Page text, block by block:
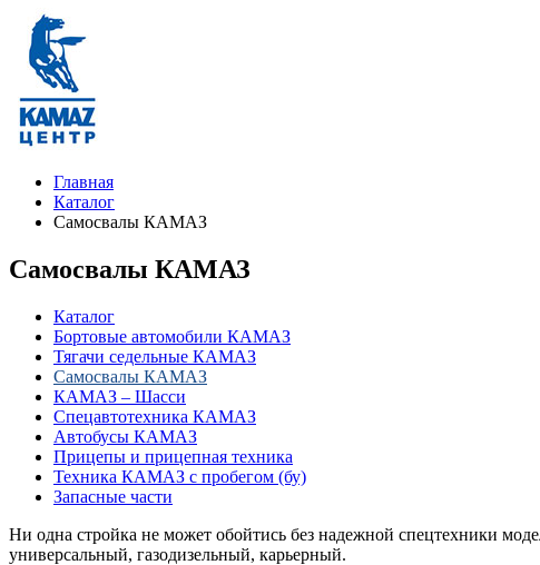
Главная
Каталог
Самосвалы КАМАЗ
Самосвалы КАМАЗ
Каталог
Бортовые автомобили КАМАЗ
Тягачи седельные КАМАЗ
Самосвалы КАМАЗ
КАМАЗ – Шасси
Спецавтотехника КАМАЗ
Автобусы КАМАЗ
Прицепы и прицепная техника
Техника КАМАЗ с пробегом (бу)
Запасные части
Ни одна стройка не может обойтись без надежной спецтехники
универсальный, газодизельный, карьерный.